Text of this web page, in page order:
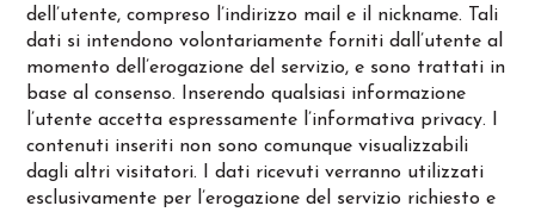
dell’utente, compreso l’indirizzo mail e il nickname. Tali
dati si intendono volontariamente forniti dall’utente al
momento dell’erogazione del servizio, e sono trattati in
base al consenso. Inserendo qualsiasi informazione
l’utente accetta espressamente l’informativa privacy. I
contenuti inseriti non sono comunque visualizzabili
dagli altri visitatori. I dati ricevuti verranno utilizzati
esclusivamente per l’erogazione del servizio richiesto e